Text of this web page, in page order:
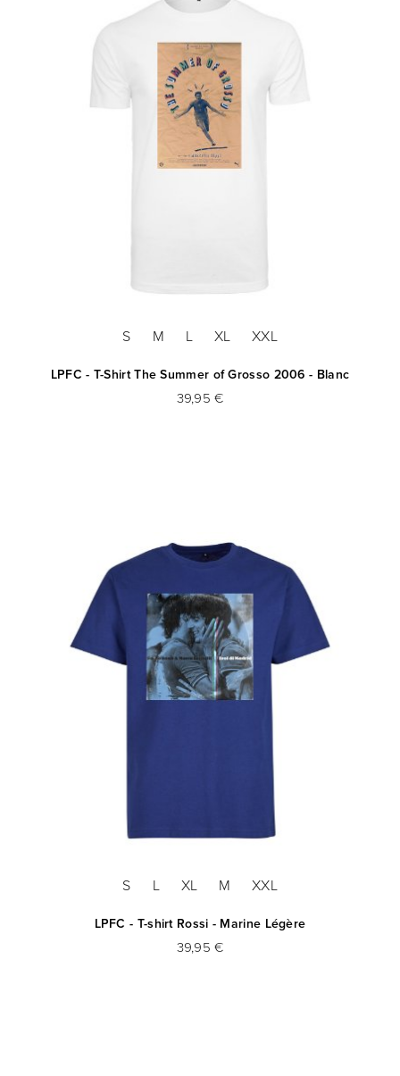
S M L XL XXL
LPFC - T-Shirt The Summer of Grosso 2006 - Blanc
39,95 €
S L XL M XXL
LPFC - T-shirt Rossi - Marine Légère
39,95 €